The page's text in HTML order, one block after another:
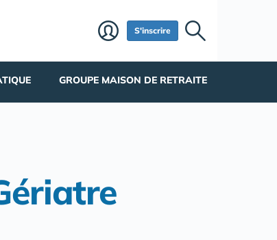
S'inscrire
GROUPE MAISON DE RETRAITE